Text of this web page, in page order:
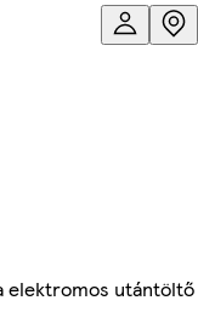
elektromos